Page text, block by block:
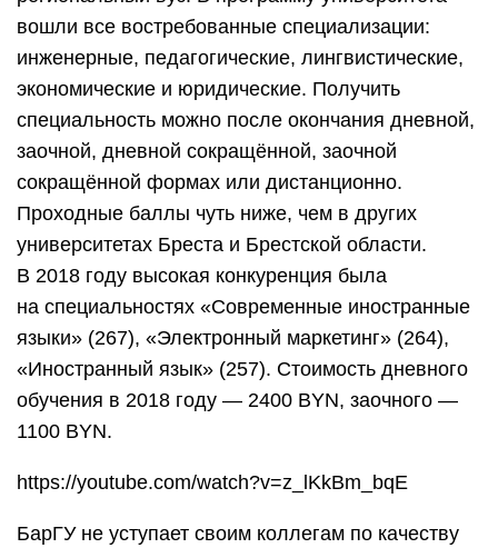
вошли все востребованные специализации:
инженерные, педагогические, лингвистические,
экономические и юридические. Получить
специальность можно после окончания дневной,
заочной, дневной сокращённой, заочной
сокращённой формах или дистанционно.
Проходные баллы чуть ниже, чем в других
университетах Бреста и Брестской области.
В 2018 году высокая конкуренция была
на специальностях «Современные иностранные
языки» (267), «Электронный маркетинг» (264),
«Иностранный язык» (257). Стоимость дневного
обучения в 2018 году — 2400 BYN, заочного —
1100 BYN.
https://youtube.com/watch?v=z_lKkBm_bqE
БарГУ не уступает своим коллегам по качеству